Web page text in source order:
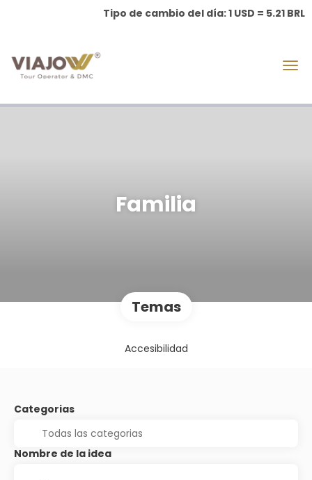
Tipo de cambio del día: 1 USD = 5.21 BRL
Familia
Temas
Accesibilidad
Categorias
Nombre de la idea